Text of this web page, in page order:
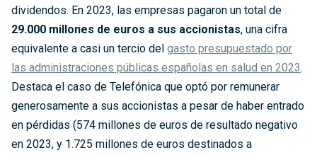
dividendos. En 2023, las empresas pagaron un total de
29.000 millones de euros a sus accionistas, una cifra
equivalente a casi un tercio del gasto presupuestado por
las administraciones públicas españolas en salud en 2023.
Destaca el caso de Telefónica que optó por remunerar
generosamente a sus accionistas a pesar de haber entrado
en pérdidas (574 millones de euros de resultado negativo
en 2023, y 1.725 millones de euros destinados a